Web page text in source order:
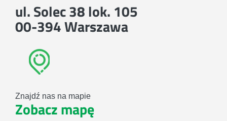
ul. Solec 38 lok. 105
00-394 Warszawa
Znajdź nas na mapie
Zobacz mapę